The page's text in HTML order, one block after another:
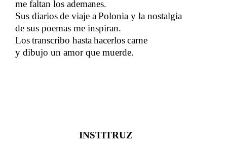
me faltan los​​ ademanes.​​
Sus diarios​​de ​​viaje a​​Polonia ​​y la​​ nostalgia​​
de sus poemas me inspiran.
Los​​transcribo hasta​​hacerlos​​carne​​
y dibujo un amor que muerde.
INSTITRUZ